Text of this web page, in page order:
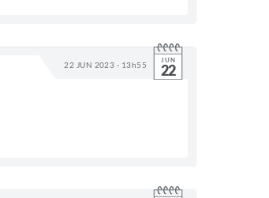
22 JUN 2023 - 13h55 JUN
22